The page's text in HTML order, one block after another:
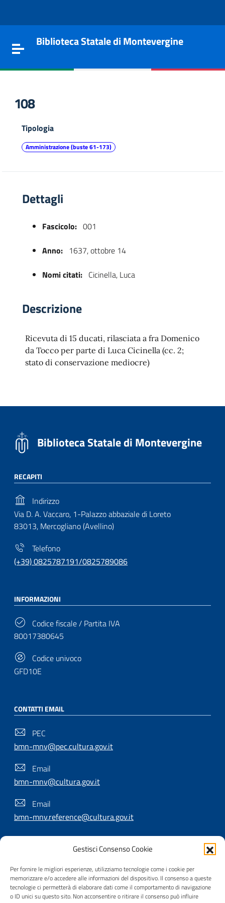
Gestisci Consenso Cookie
Per fornire le migliori esperienze, utilizziamo tecnologie come i cookie per
memorizzare e/o accedere alle informazioni del dispositivo. Il consenso a queste
tecnologie ci permetterà di elaborare dati come il comportamento di navigazione
o ID unici su questo sito. Non acconsentire o ritirare il consenso può influire
Toggle navigation
Biblioteca Statale di Montevergine
108
Tipologia
Amministrazione (buste 61-173)
Dettagli
Fascicolo: 001
Anno: 1637, ottobre 14
Nomi citati: Cicinella, Luca
Descrizione
Ricevuta di 15 ducati, rilasciata a fra Domenico
da Tocco per parte di Luca Cicinella (cc. 2;
stato di conservazione mediocre)
Biblioteca Statale di Montevergine
RECAPITI
Indirizzo
Via D. A. Vaccaro, 1-Palazzo abbaziale di Loreto
83013, Mercogliano (Avellino)
Telefono
(+39) 0825787191/0825789086
INFORMAZIONI
Codice fiscale / Partita IVA
80017380645
Codice univoco
GFD10E
CONTATTI EMAIL
PEC
bmn-mnv@pec.cultura.gov.it
Email
bmn-mnv@cultura.gov.it
Email
bmn-mnv.reference@cultura.gov.it